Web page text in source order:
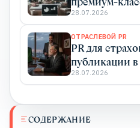
СОДЕРЖАНИЕ
как
28.07.2026
ОТРАСЛЕВОЙ PR
PR для
публикации
доверие и
28.07.2026